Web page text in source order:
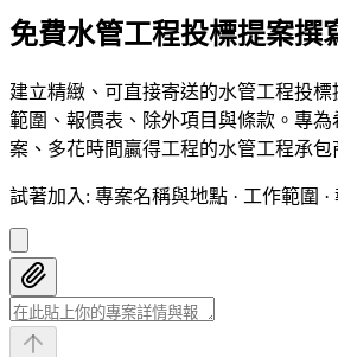
免費水管工程投標提案撰
建立精緻、可直接寄送的水管工程投
範圍、報價表、除外項目與條款。專
案、多花時間贏得工程的水管工程承包
試著加入 : 專案名稱與地點 · 工作範圍